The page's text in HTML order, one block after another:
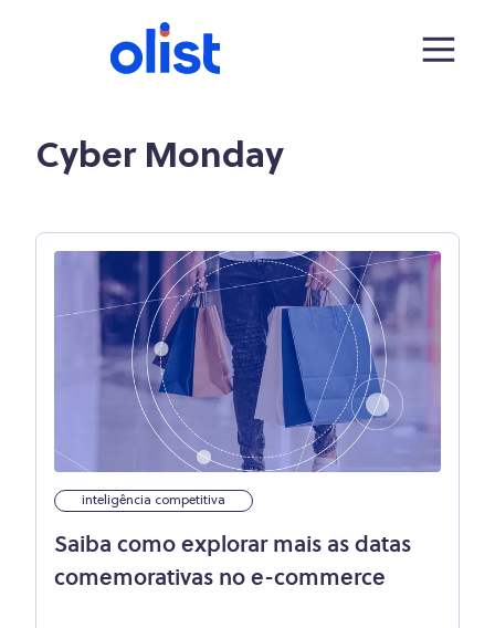
Cyber Monday
inteligência competitiva
Saiba como explorar mais as datas
comemorativas no e-commerce